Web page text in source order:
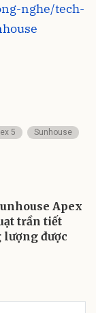
nghe/tech-
5
Sunhouse
Apex
trần tiết
được